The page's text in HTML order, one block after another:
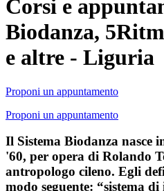
Corsi e
Biodanza,
e altre - Liguria
Proponi un appuntamento
Proponi un appuntamento
Il Sistema Biodanza nasce
'60, per opera di Rolando
antropologo cileno. Egli
modo seguente: “sistema